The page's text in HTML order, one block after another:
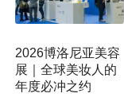
2026博洛尼亚美容
展｜全球美妆人的
年度必冲之约